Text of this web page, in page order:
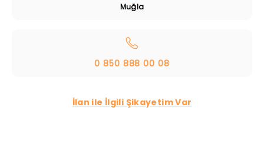
Muğla
0 850 888 00 08
İlan ile İlgili Şikayetim Var